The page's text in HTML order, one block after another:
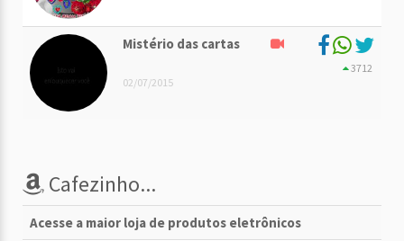
Mistério das cartas
02/07/2015
3712
Cafezinho...
Acesse a maior loja de produtos eletrônicos